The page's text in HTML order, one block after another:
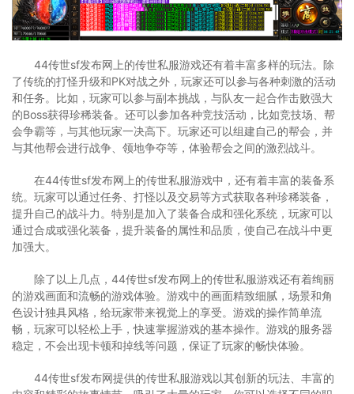
44传世sf发布网上的传世私服游戏还有着丰富多样的玩法。除
了传统的打怪升级和PK对战之外，玩家还可以参与各种刺激的活动
和任务。比如，玩家可以参与副本挑战，与队友一起合作击败强大
的Boss获得珍稀装备。还可以参加各种竞技活动，比如竞技场、帮
会争霸等，与其他玩家一决高下。玩家还可以组建自己的帮会，并
与其他帮会进行战争、领地争夺等，体验帮会之间的激烈战斗。
在44传世sf发布网上的传世私服游戏中，还有着丰富的装备系
统。玩家可以通过任务、打怪以及交易等方式获取各种珍稀装备，
提升自己的战斗力。特别是加入了装备合成和强化系统，玩家可以
通过合成或强化装备，提升装备的属性和品质，使自己在战斗中更
加强大。
除了以上几点，44传世sf发布网上的传世私服游戏还有着绚丽
的游戏画面和流畅的游戏体验。游戏中的画面精致细腻，场景和角
色设计独具风格，给玩家带来视觉上的享受。游戏的操作简单流
畅，玩家可以轻松上手，快速掌握游戏的基本操作。游戏的服务器
稳定，不会出现卡顿和掉线等问题，保证了玩家的畅快体验。
44传世sf发布网提供的传世私服游戏以其创新的玩法、丰富的